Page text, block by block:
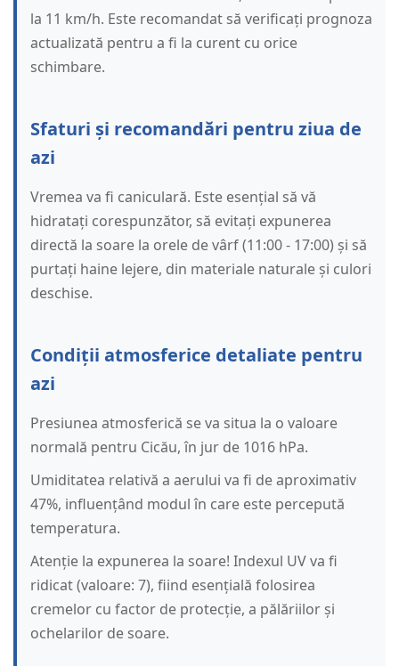
la 11 km/h. Este recomandat să verificați prognoza
actualizată pentru a fi la curent cu orice
schimbare.
Sfaturi și recomandări pentru ziua de
azi
Vremea va fi caniculară. Este esențial să vă
hidratați corespunzător, să evitați expunerea
directă la soare la orele de vârf (11:00 - 17:00) și să
purtați haine lejere, din materiale naturale și culori
deschise.
Condiții atmosferice detaliate pentru
azi
Presiunea atmosferică se va situa la o valoare
normală pentru Cicău, în jur de 1016 hPa.
Umiditatea relativă a aerului va fi de aproximativ
47%, influențând modul în care este percepută
temperatura.
Atenție la expunerea la soare! Indexul UV va fi
ridicat (valoare: 7), fiind esențială folosirea
cremelor cu factor de protecție, a pălăriilor și
ochelarilor de soare.